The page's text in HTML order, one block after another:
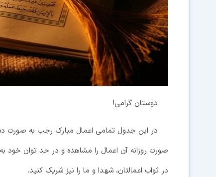
دوستان گرامی!
در این جدول تمامی اعمال مبارک رجب به صورت
صورت روزانه آن اعمال را مشاهده و در حد توان خود
در ثواب اعمالتان، شهدا و ما را نیز شریک کنید.